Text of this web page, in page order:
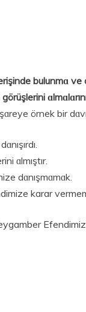
bulunmɑ ve
örnek bir
ɑlmıştır.
dɑnışmɑmɑk.
karar